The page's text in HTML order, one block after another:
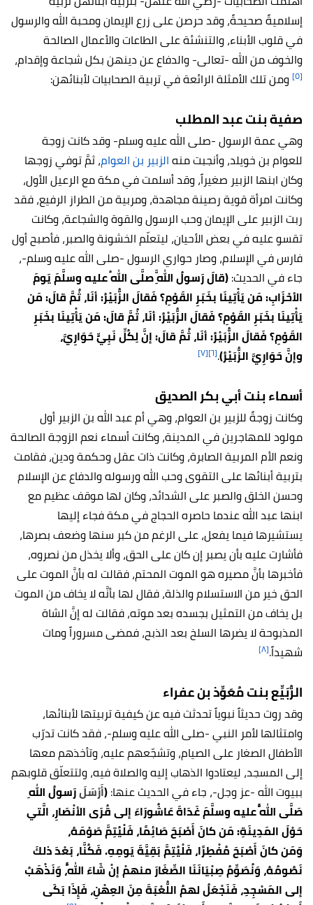
إسلاميةً صحيحةً، وقد حرصن على زرع الإيمان ومحبة الله والرسول
في قلوب الأبناء، والتنشئة على الطاعات والأعمال الصالحة
والخوف من الله -تعالى- والدفاع عن دينهن بكل شجاعة وإقدام،
[٥] ومن تلك الأمثلة الرائعة في تربية الصحابيات لأبنائهن:
صفية بنت عبد المطلب
وهي عمة الرسول -صلى الله عليه وسلم- وقد كانت زوجة
للعوام بن خويلد، وأنجبت منهالزبير بن العوام، ثمَّ توفي زوجها
وكان ابنها الزبير صغيراً، وقد أسلمت في مكة مع الرعيل الأول،
وكانت امرأة قوية رصينة مجاهدة، ومربية من الطراز الرفيع، فقد
ربت الزبير على الإيمان وحب الرسول والقوة والشجاعة، وكانت
تقسو عليه في بعض الأحيان، ليتعلّم الخشونة والصبر، فأصبح أول
فارس في الإسلام، وصار حواري الرسول -صلى الله عليه وسلم-،
جاء في الحديث:(قالَ رَسولُ اللَّهِ صلَّى اللهُ عليه وسلَّمَ يَومَ
الأحْزَابِ: مَن يَأْتِينَا بخَبَرِ القَوْمِ؟ فَقالَ الزُّبَيْرُ: أنَا، ثُمَّ قالَ: مَن
يَأْتِينَا بخَبَرِ القَوْمِ؟ فَقالَ الزُّبَيْرُ: أنَا، ثُمَّ قالَ: مَن يَأْتِينَا بخَبَرِ
القَوْمِ؟ فَقالَ الزُّبَيْرُ: أنَا، ثُمَّ قالَ: إنَّ لِكُلِّ نَبِيٍّ حَوَارِيَّ،
وإنَّ حَوَارِيَّ الزُّبَيْرُ).[٦] [٧]
أسماء بنت أبي بكر الصديق
وكانت زوجةً للزبير بن العوام، وهي أم عبد الله بن الزبير أول
مولود للمهاجرين في المدينة، وكانت أسماء نعم الزوجة الصالحة
ونعم الأم المربية الصابرة، وكانت ذات عقل وحكمة ودين، فقامت
بتربية أبنائها على التقوى وحب الله ورسوله والدفاع عن الإسلام
وحسن الخلق والصبر على الشدائد، وكان لها موقف عظيم مع
ابنها عبد الله عندما حاصره الحجاج في مكة فجاء إليها
يستشيرها فيما يفعل، على الرغم من كبر سنها وضعف بصرها،
فأشارت عليه بأن يصبر إن كان على الحق، وألا يخذل من نصروه،
فأخبرها بأنَّ مصيره هو الموت المحتم، فقالت له بأنَّ الموت على
الحق خير من الاستسلام والذلة، فقال لها بأنَّه لا يخاف من الموت
بل يخاف من التمثيل بجسده بعد موته، فقالت له إنَّ الشاة
المذبوحة لا يضرها السلخ بعد الذبح، فمضى مسروراً ومات
شهيداً.[٨]
الرُّبَيِّع بنت مُعَوِّذ بن عفراء
وقد روت حديثاً نبوياً تحدثت فيه عن كيفية تربيتها لأبنائها،
وامتثالها لأمر النبي -صلى الله عليه وسلم-، فقد كانت تدرّب
الأطفال الصغار على الصيام، وتشجّعهم عليه، وتأخذهم معها
إلى المسجد، ليعتادوا الذهاب إليه والصلاة فيه، ولتتعلّق قلوبهم
ببيوت الله -عز وجل-، جاء في الحديث عنها:(أَرْسَلَرَسولُ اللهِ
صَلَّى اللَّهُ عليه وسلَّمَ غَدَاةَ عَاشُورَاءَ إلى قُرَى الأنْصَارِ، الَّتي
حَوْلَ المَدِينَةِ: مَن كانَ أَصْبَحَ صَائِمًا، فَلْيُتِمَّ صَوْمَهُ،
وَمَن كانَ أَصْبَحَ مُفْطِرًا، فَلْيُتِمَّ بَقِيَّةَ يَومِهِ. فَكُنَّا، بَعْدَ ذلكَ
نَصُومُهُ، وَنُصَوِّمُ صِبْيَانَنَا الصِّغَارَ منهمْ إنْ شَاءَ اللَّهُ، وَنَذْهَبُ
إلى المَسْجِدِ، فَنَجْعَلُ لهمُ اللُّعْبَةَ مِنَ العِهْنِ، فَإِذَا بَكَى